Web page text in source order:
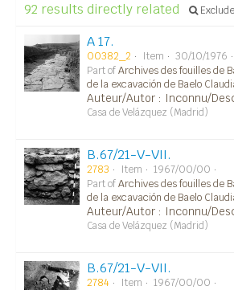
92 results directly related
A 17.
00382_2 Item
30/10/1976
Part ofArchives des fouilles de
de la excavación de Baelo
Auteur/Autor : Inconnu/
Casa de Velázquez (Madrid)
B.67/21-V-VII.
2783 Item
1967/00/00
Part ofArchives des fouilles de
de la excavación de Baelo
Auteur/Autor : Inconnu/
Casa de Velázquez (Madrid)
B.67/21-V-VII.
2784 Item
1967/00/00